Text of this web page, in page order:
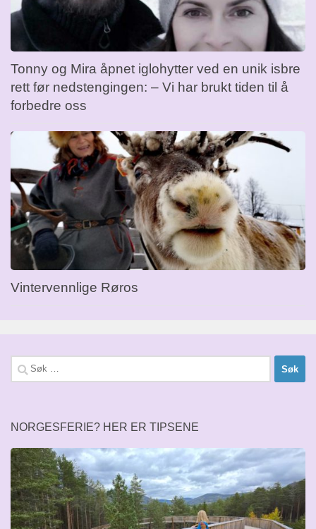
Tonny og Mira åpnet iglohytter ved en unik isbre
rett før nedstengingen: – Vi har brukt tiden til å
forbedre oss
Vintervennlige Røros
Søk
etter:
NORGESFERIE? HER ER TIPSENE